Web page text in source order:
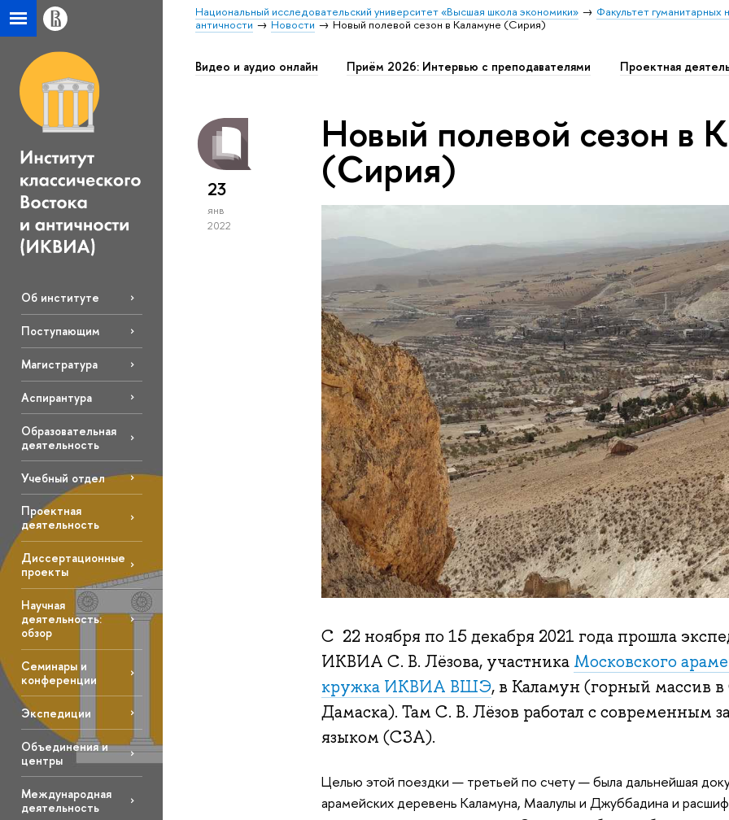
Национальный исследовательский университет «Высшая школа экономики» Факультет гуманитарных
античности
Новости Новый полевой сезон в Каламуне (Сирия)
Об институте
Поступающим
Магистратура
Аспирантура
Образовательная
деятельность
Учебный отдел
Проектная
деятельность
Диссертационные
проекты
Научная
деятельность:
обзор
Семинары и
конференции
Экспедиции
Объединения и
центры
Международная
деятельность
Видео и аудио онлайн Приём 2026: Интервью с преподавателями Проектная
23
янв
2022
Новый полевой сезон в
(Сирия)
С 22 ноября по 15 декабря 2021 года прошла
ИКВИА С. В. Лёзова, участника Московского
кружка ИКВИА ВШЭ, в Каламун (горный массив
Дамаска). Там С. В. Лёзов работал с современным
языком (СЗА).
Целью этой поездки — третьей по счету — была дальнейшая
арамейских деревень Каламуна, Маалулы и Джуббадина и